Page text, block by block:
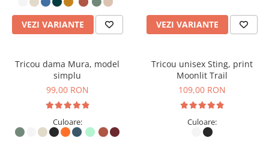
VEZI VARIANTE VEZI VARIANTE
Tricou dama Mura, model
simplu
99,00 RON
Culoare:
Tricou unisex Sting, print
Moonlit Trail
109,00 RON
Culoare: